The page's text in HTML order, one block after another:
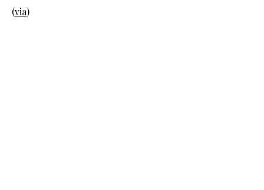
(via)